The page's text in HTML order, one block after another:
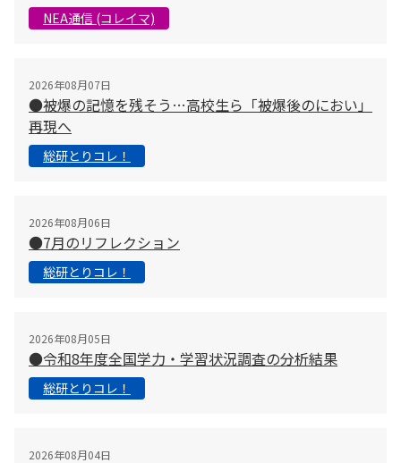
NEA通信 (コレイマ)
2026年08月07日
●被爆の記憶を残そう…高校生ら「被爆後のにおい」
再現へ
総研とりコレ！
2026年08月06日
●7月のリフレクション
総研とりコレ！
2026年08月05日
●令和8年度全国学力・学習状況調査の分析結果
総研とりコレ！
2026年08月04日